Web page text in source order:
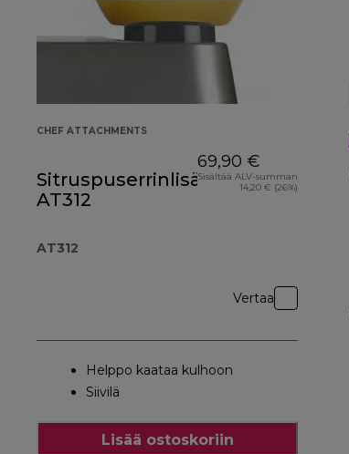
CHEF ATTACHMENTS
Sitruspuserrinlisäosa
AT312
AT312
69,90 €
Sisältää ALV-summan
14,20 € (26%)
Vertaa
Helppo kaataa kulhoon
Siivilä
Lisää ostoskoriin